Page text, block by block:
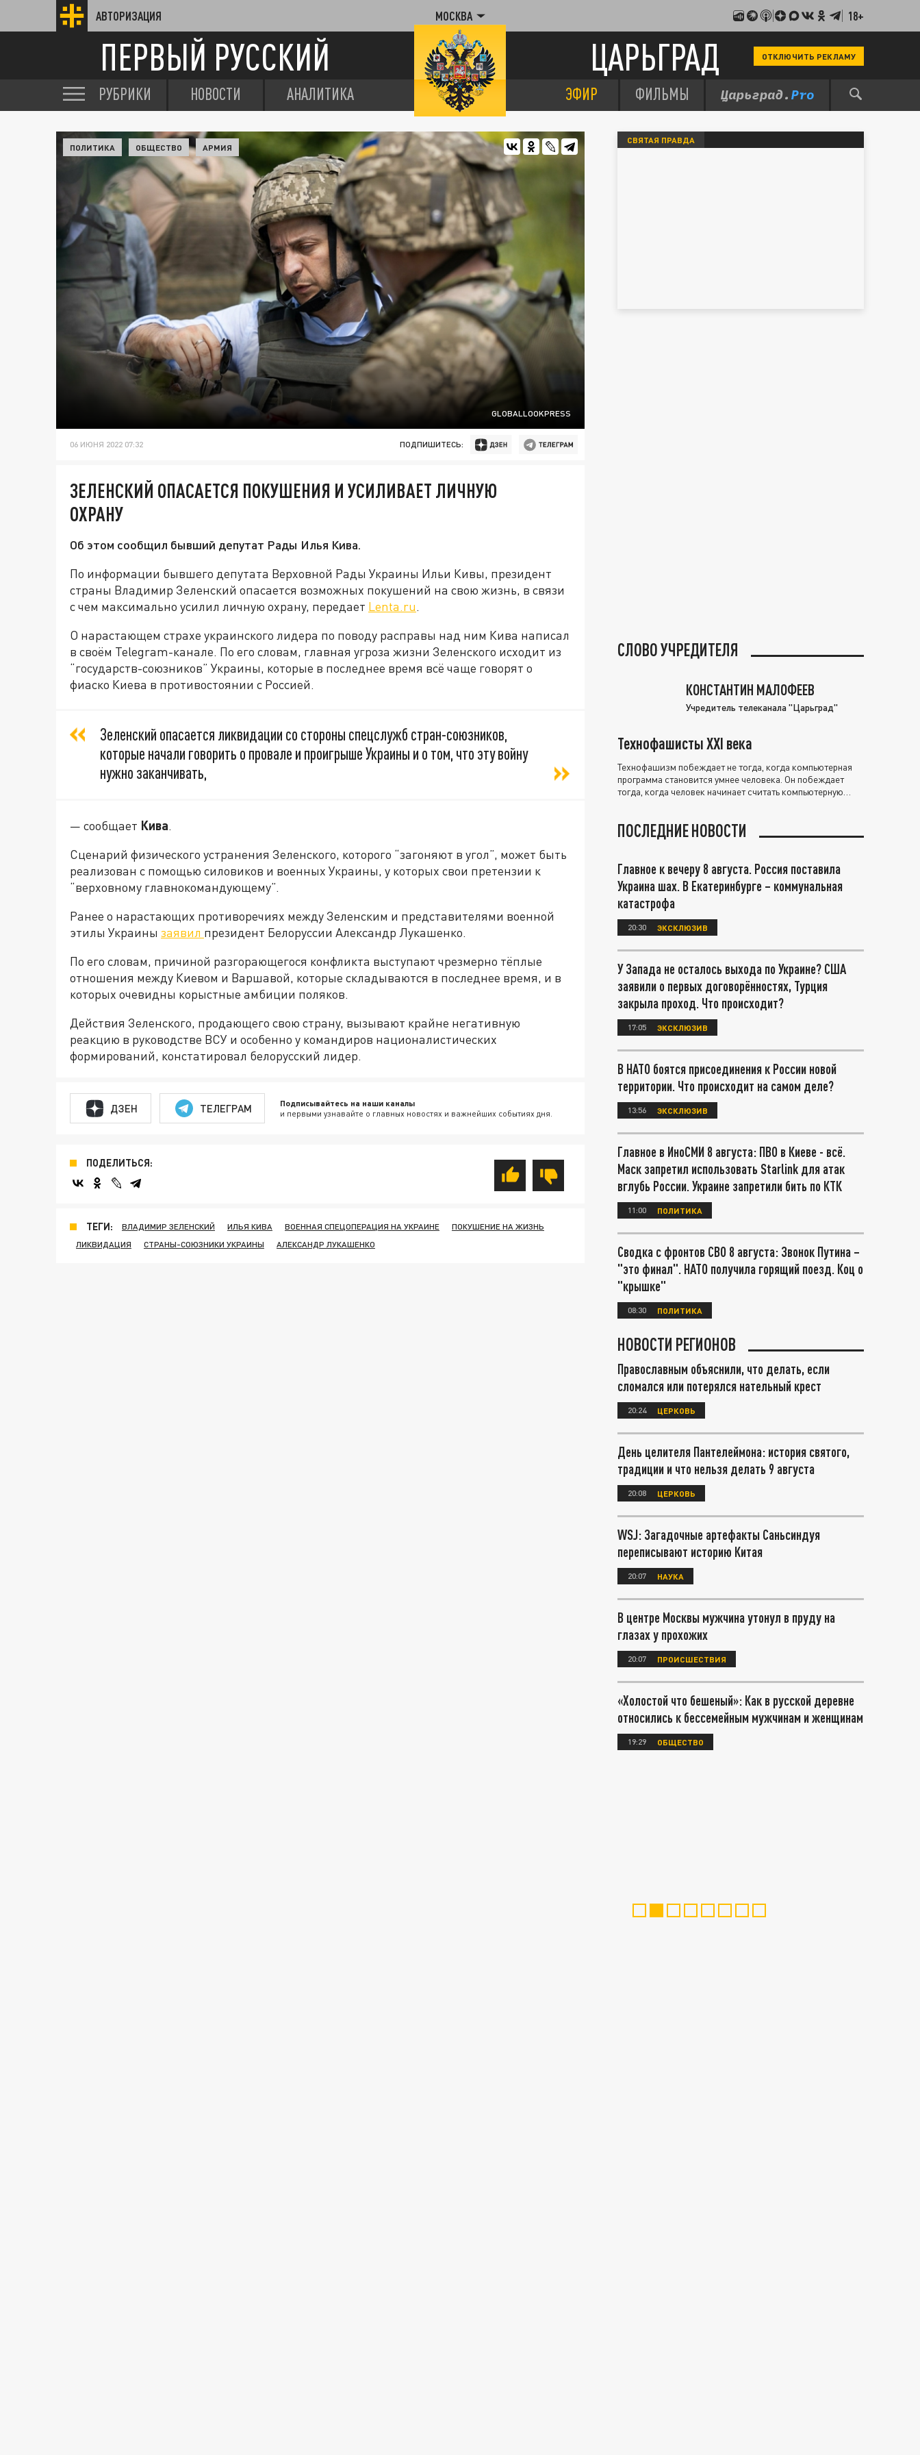
АВТОРИЗАЦИЯ МОСКВА 18+
ПЕРВЫЙ РУССКИЙ ЦАРЬГРАД ОТКЛЮЧИТЬ РЕКЛАМУ
РУБРИКИ НОВОСТИ АНАЛИТИКА ЭФИР ФИЛЬМЫ
GLOBALLOOKPRESS
ПОЛИТИКА ОБЩЕСТВО АРМИЯ
06 ИЮНЯ 2022 07:32 ПОДПИШИТЕСЬ:
ЗЕЛЕНСКИЙ ОПАСАЕТСЯ ПОКУШЕНИЯ И УСИЛИВАЕТ ЛИЧНУЮ
ОХРАНУ
Об этом сообщил бывший депутат Рады Илья Кива.
По информации бывшего депутата Верховной Рады Украины Ильи Кивы, президент
страны Владимир Зеленский опасается возможных покушений на свою жизнь, в связи
с чем максимально усилил личную охрану, передает Lenta.ru.
О нарастающем страхе украинского лидера по поводу расправы над ним Кива написал
в своём Telegram-канале. По его словам, главная угроза жизни Зеленского исходит из
“государств-союзников” Украины, которые в последнее время всё чаще говорят о
фиаско Киева в противостоянии с Россией.
Зеленский опасается ликвидации со стороны спецслужб стран-союзников,
которые начали говорить о провале и проигрыше Украины и о том, что эту войну
нужно заканчивать,
— сообщает Кива.
Сценарий физического устранения Зеленского, которого “загоняют в угол”, может быть
реализован с помощью силовиков и военных Украины, у которых свои претензии к
“верховному главнокомандующему”.
Ранее о нарастающих противоречиях между Зеленским и представителями военной
этилы Украины заявил президент Белоруссии Александр Лукашенко.
По его словам, причиной разгорающегося конфликта выступают чрезмерно тёплые
отношения между Киевом и Варшавой, которые складываются в последнее время, и в
которых очевидны корыстные амбиции поляков.
Действия Зеленского, продающего свою страну, вызывают крайне негативную
реакцию в руководстве ВСУ и особенно у командиров националистических
формирований, констатировал белорусский лидер.
ДЗЕН ТЕЛЕГРАМ Подписывайтесь на наши каналы
и первыми узнавайте о главных новостях и важнейших событиях дня.
ПОДЕЛИТЬСЯ:
ТЕГИ: ВЛАДИМИР ЗЕЛЕНСКИЙ ИЛЬЯ КИВА ВОЕННАЯ СПЕЦОПЕРАЦИЯ НА УКРАИНЕ
ПОКУШЕНИЕ НА ЖИЗНЬ
ЛИКВИДАЦИЯ
СТРАНЫ-СОЮЗНИКИ УКРАИНЫ АЛЕКСАНДР ЛУКАШЕНКО
СВЯТАЯ ПРАВДА
СЛОВО УЧРЕДИТЕЛЯ
КОНСТАНТИН МАЛОФЕЕВ
Учредитель телеканала "Царьград"
Технофашисты XXI века
Технофашизм побеждает не тогда, когда компьютерная
программа становится умнее человека. Он побеждает
тогда, когда человек начинает считать компьютерную
ПОСЛЕДНИЕ НОВОСТИ
Главное к вечеру 8 августа. Россия поставила
Украина шах. В Екатеринбурге – коммунальная
катастрофа
20:30 ЭКСКЛЮЗИВ
У Запада не осталось выхода по Украине? США
заявили о первых договорённостях, Турция
закрыла проход. Что происходит?
17:05 ЭКСКЛЮЗИВ
В НАТО боятся присоединения к России новой
территории. Что происходит на самом деле?
13:56 ЭКСКЛЮЗИВ
Главное в ИноСМИ 8 августа: ПВО в Киеве - всё.
Маск запретил использовать Starlink для атак
вглубь России. Украине запретили бить по КТК
11:00 ПОЛИТИКА
Сводка с фронтов СВО 8 августа: Звонок Путина –
"это финал". НАТО получила горящий поезд. Коц о
"крышке"
08:30 ПОЛИТИКА
НОВОСТИ РЕГИОНОВ
Православным объяснили, что делать, если
сломался или потерялся нательный крест
20:24 ЦЕРКОВЬ
День целителя Пантелеймона: история святого,
традиции и что нельзя делать 9 августа
20:08 ЦЕРКОВЬ
WSJ: Загадочные артефакты Саньсиндуя
переписывают историю Китая
20:07 НАУКА
В центре Москвы мужчина утонул в пруду на
глазах у прохожих
20:07 ПРОИСШЕСТВИЯ
«Холостой что бешеный»: Как в русской деревне
относились к бессемейным мужчинам и женщинам
19:29 ОБЩЕСТВО